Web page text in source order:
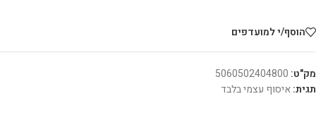
הוסף/י למועדפים
מק"ט: 5060502404800
תגית:איסוף עצמי בלבד